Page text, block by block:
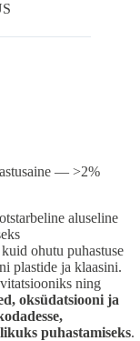
— >2%
aluseline
ohutu puhastuse
plastide ja klaasini.
ning
oksüdatsiooni ja
puhastamiseks.